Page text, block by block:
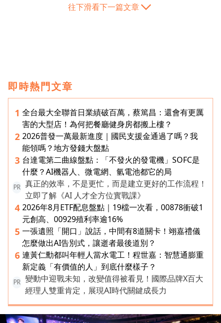
往下滑看下一篇文章
即時熱門文章
1 全台最大全聯首日業績破百萬，蔡篤昌：還會有更厲
害的大型店！為何把餐廳健身房都搬上樓？
2 2026普發一萬最新進度｜國民支援金通過了嗎？我
能領嗎？地方發錢大盤點
3 台達電第二曲線盤點：「不發火的發電機」SOFC是
什麼？AI機器人、微電網、氫電池都它的局
PR
真正的效率，不是更忙，而是建立更好的工作流程！
立即了解《AI 人才全方位實戰課》
4 2026年8月ETF配息盤點｜19檔一次看，00878衝破1
元創高、00929殖利率逾16%
5 一張遺照「開口」說話，中間有8道關卡！翊嘉禮儀
怎麼做出AI告別式，讓逝者最後道別？
6 連黃仁勳都叫年輕人當水電工！程世嘉：智慧通膨重
新定義「有價值的人」到底什麼樣子？
PR
變動中迎戰未知，改變值得被看見！國際品牌X百大
經理人雙重肯定，展現AI時代關鍵成長力